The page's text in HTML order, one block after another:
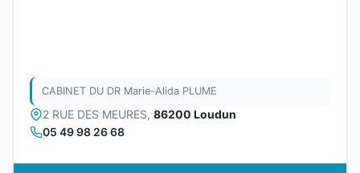
CABINET DU DR Marie-Alida PLUME
2 RUE DES MEURES, 86200 Loudun
05 49 98 26 68